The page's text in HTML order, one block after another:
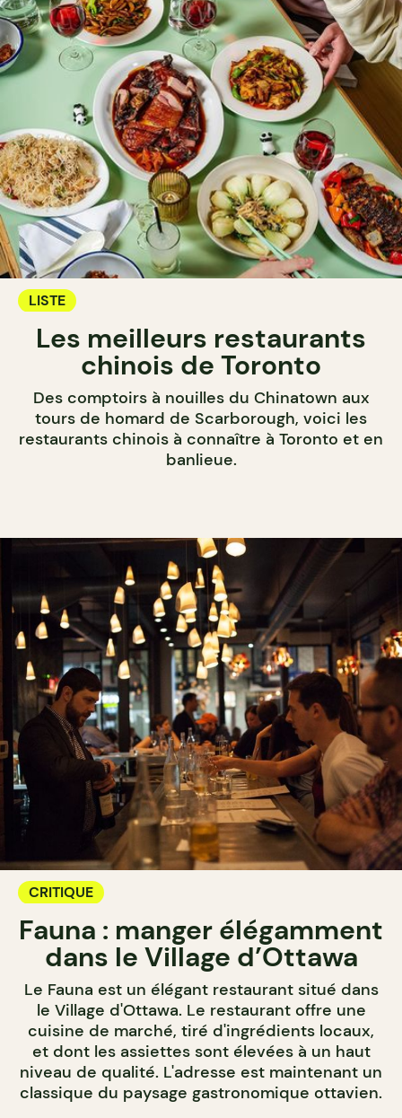
LISTE
Les meilleurs restaurants
chinois de Toronto
Des comptoirs à nouilles du Chinatown aux
tours de homard de Scarborough, voici les
restaurants chinois à connaître à Toronto et en
banlieue.
CRITIQUE
Fauna : manger élégamment
dans le Village d’Ottawa
Le Fauna est un élégant restaurant situé dans
le Village d'Ottawa. Le restaurant offre une
cuisine de marché, tiré d'ingrédients locaux,
et dont les assiettes sont élevées à un haut
niveau de qualité. L'adresse est maintenant un
classique du paysage gastronomique ottavien.